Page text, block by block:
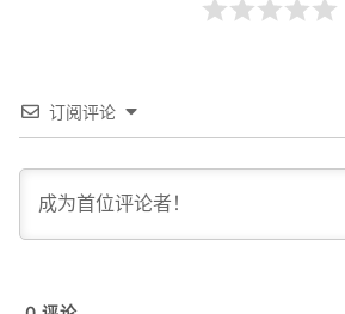
订阅评论